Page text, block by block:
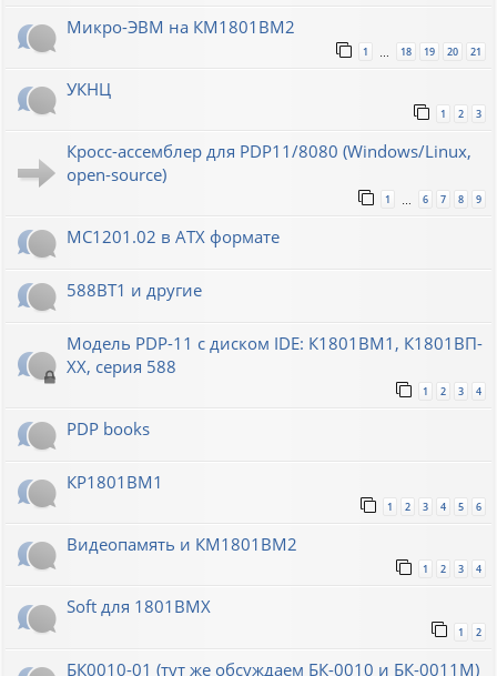
Микро-ЭВМ на КМ1801ВМ2
1 18 19 20 21
УКНЦ
1 2 3
Кросс-ассемблер для PDP11/8080 (Windows/Linux,
open-source)
1 … 6 7 8 9
МС1201.02 в ATX формате
588ВТ1 и другие
Модель PDP-11 с диском IDE: К1801ВМ1, К1801ВП-
XX, серия 588
1 2 3 4
PDP books
КР1801ВМ1
1 2 3 4 5 6
Видеопамять и КМ1801ВМ2
1 2 3 4
Soft для 1801ВМХ
1 2
БК0010-01 (тут же обсуждаем БК-0010 и БК-0011М)